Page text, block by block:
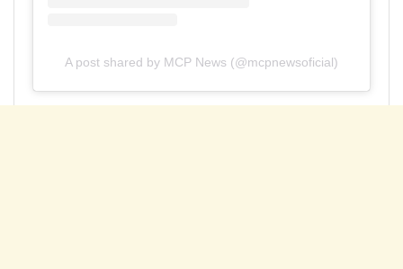
A post shared by MCP News (@mcpnewsoficial)